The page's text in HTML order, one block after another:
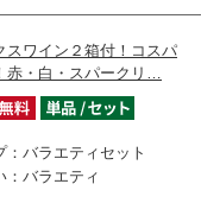
スワイン２箱付！コスパ
赤・白・スパークリ…
：バラエティセット
：バラエティ